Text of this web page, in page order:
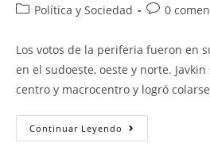
Política y Sociedad
0
Los votos de la periferia fueron en
en el sudoeste, oeste y norte.
centro y macrocentro y logró
Continuar Leyendo